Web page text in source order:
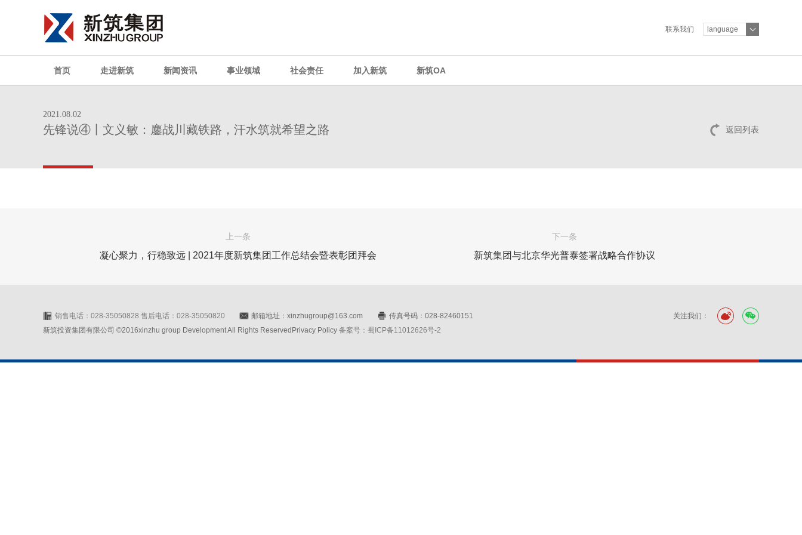
联系我们 language
首页 走进新筑 新闻资讯 事业领域 社会责任 加入新筑 新筑OA
返回列表
2021.08.02
先锋说④丨文义敏：鏖战川藏铁路，汗水筑就希望之路
上一条
凝心聚力，行稳致远 | 2021年度新筑集团工作总结会暨表彰团拜会
下一条
新筑集团与北京华光普泰签署战略合作协议
关注我们：
销售电话：028-35050828 售后电话：028-35050820 邮箱地址：xinzhugroup@163.com
传真号码：028-82460151
新筑投资集团有限公司 ©2016xinzhu group Development All Rights ReservedPrivacy Policy 备案号：蜀ICP备11012626号-2